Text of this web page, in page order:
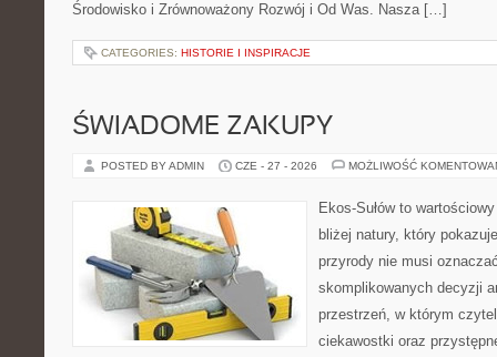
Środowisko i Zrównoważony Rozwój i Od Was. Nasza […]
CATEGORIES: HISTORIE I INSPIRACJE
ŚWIADOME ZAKUPY
POSTED BY ADMIN CZE - 27 - 2026 MOŻLIWOŚĆ
Ekos-Sułów to
bliżej natury, który
przyrody nie musi
skomplikowanych decyzji
przestrzeń, w którym
ciekawostki oraz